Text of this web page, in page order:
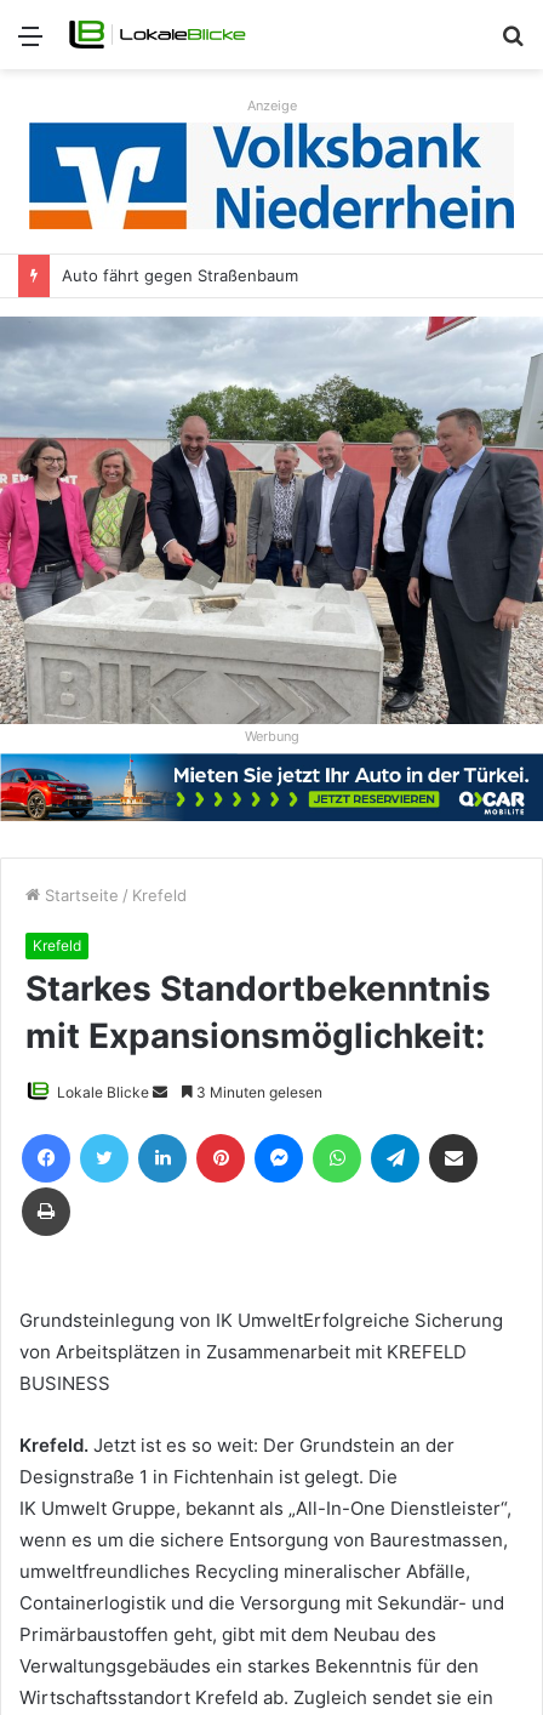
Menü
Anzeige
Auto fährt gegen Straßenbaum
Werbung
Startseite / Krefeld
Krefeld
Starkes Standortbekenntnis
mit Expansionsmöglichkeit:
Lokale Blicke
Sende
eine
E-
3 Minuten gelesen
FacebookTwitter LinkedIn Pinterest MessengerWhatsAppTelegram
Drucken
Grundsteinlegung von IK UmweltErfolgreiche Sicherung
von Arbeitsplätzen in Zusammenarbeit mit KREFELD
BUSINESS
Krefeld. Jetzt ist es so weit: Der Grundstein an der
Designstraße 1 in Fichtenhain ist gelegt. Die
IK Umwelt Gruppe, bekannt als „All-In-One Dienstleister“,
wenn es um die sichere Entsorgung von Baurestmassen,
umweltfreundliches Recycling mineralischer Abfälle,
Containerlogistik und die Versorgung mit Sekundär- und
Primärbaustoffen geht, gibt mit dem Neubau des
Verwaltungsgebäudes ein starkes Bekenntnis für den
Wirtschaftsstandort Krefeld ab. Zugleich sendet sie ein